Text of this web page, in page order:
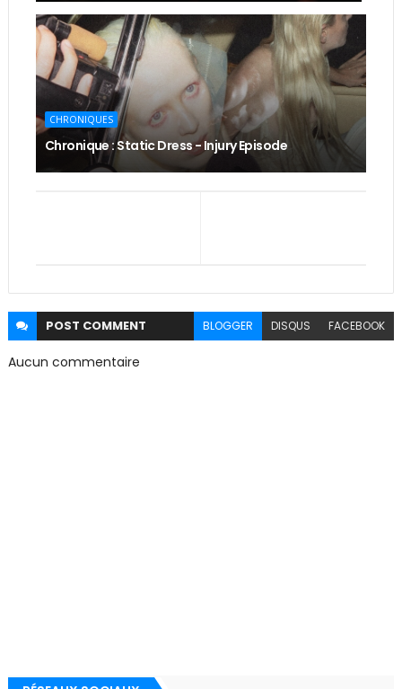
CHRONIQUES
Chronique : Static Dress - Injury Episode
POST COMMENT BLOGGER DISQUS FACEBOOK
Aucun commentaire